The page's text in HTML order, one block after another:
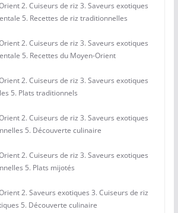
2. Cuiseurs de riz 3. Saveurs exotiques
5. Recettes de riz traditionnelles
2. Cuiseurs de riz 3. Saveurs exotiques
5. Recettes du Moyen-Orient
2. Cuiseurs de riz 3. Saveurs exotiques
5. Plats traditionnels
2. Cuiseurs de riz 3. Saveurs exotiques
5. Découverte culinaire
2. Cuiseurs de riz 3. Saveurs exotiques
5. Plats mijotés
2. Saveurs exotiques 3. Cuiseurs de riz
5. Découverte culinaire